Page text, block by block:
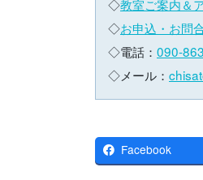
◇教室ご案内＆
◇お申込・お問
◇電話： 090-
◇メール：
Facebook